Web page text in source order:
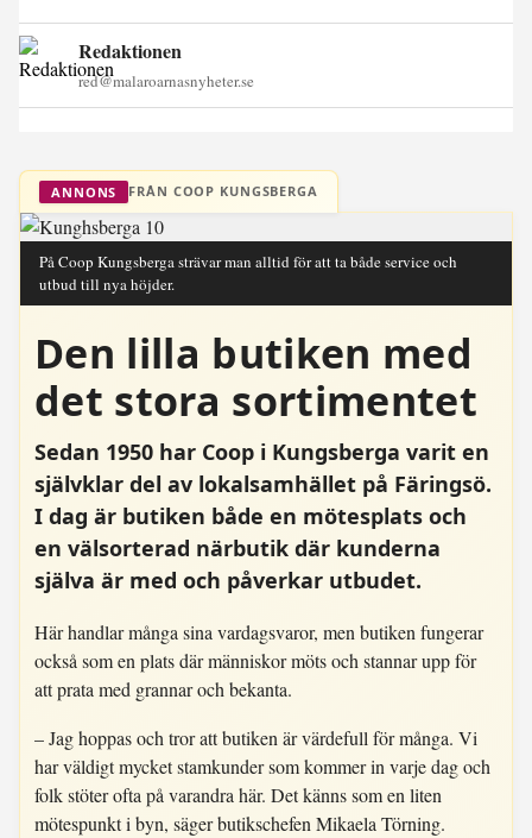
Redaktionen
red@malaroarnasnyheter.se
ANNONS FRÅN COOP KUNGSBERGA
På Coop Kungsberga strävar man alltid för att ta både service och
utbud till nya höjder.
Den lilla butiken med
det stora sortimentet
Sedan 1950 har Coop i Kungsberga varit en
självklar del av lokalsamhället på Färingsö.
I dag är butiken både en mötesplats och
en välsorterad närbutik där kunderna
själva är med och påverkar utbudet.
Här handlar många sina vardagsvaror, men butiken fungerar
också som en plats där människor möts och stannar upp för
att prata med grannar och bekanta.
– Jag hoppas och tror att butiken är värdefull för många. Vi
har väldigt mycket stamkunder som kommer in varje dag och
folk stöter ofta på varandra här. Det känns som en liten
mötespunkt i byn, säger butikschefen Mikaela Törning.